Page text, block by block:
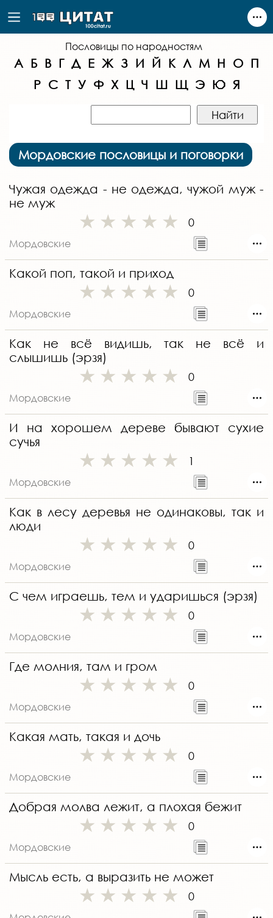
Пословицы по народностям
А Б В Г Д Е Ж З И Й К Л М Н О П
Р С Т У Ф Х Ц Ч Ш Щ Э Ю Я
Мордовские пословицы и поговорки
Чужая одежда - не одежда, чужой муж -
не муж
0
Мордовские
Какой поп, такой и приход
0
Мордовские
Как не всё видишь, так не всё и
слышишь (эрзя)
0
Мордовские
И на хорошем дереве бывают сухие
сучья
1
Мордовские
Как в лесу деревья не одинаковы, так и
люди
0
Мордовские
С чем играешь, тем и ударишься (эрзя)
0
Мордовские
Где молния, там и гром
0
Мордовские
Какая мать, такая и дочь
0
Мордовские
Добрая молва лежит, а плохая бежит
0
Мордовские
Мысль есть, а выразить не может
0